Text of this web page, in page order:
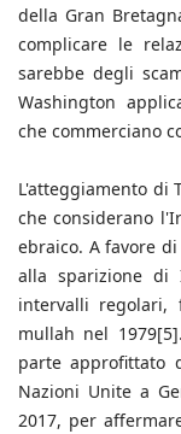
della Gran
complicare le
sarebbe degli
Washington
che commerciano
L'atteggiamento di
che considerano
ebraico. A favore
alla sparizione di
intervalli
mullah nel
parte approfittato
Nazioni Unite a
2017, per